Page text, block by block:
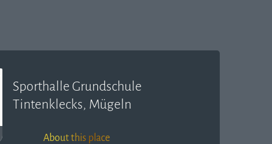
Sporthalle Grundschule
Tintenklecks, Mügeln
About this place